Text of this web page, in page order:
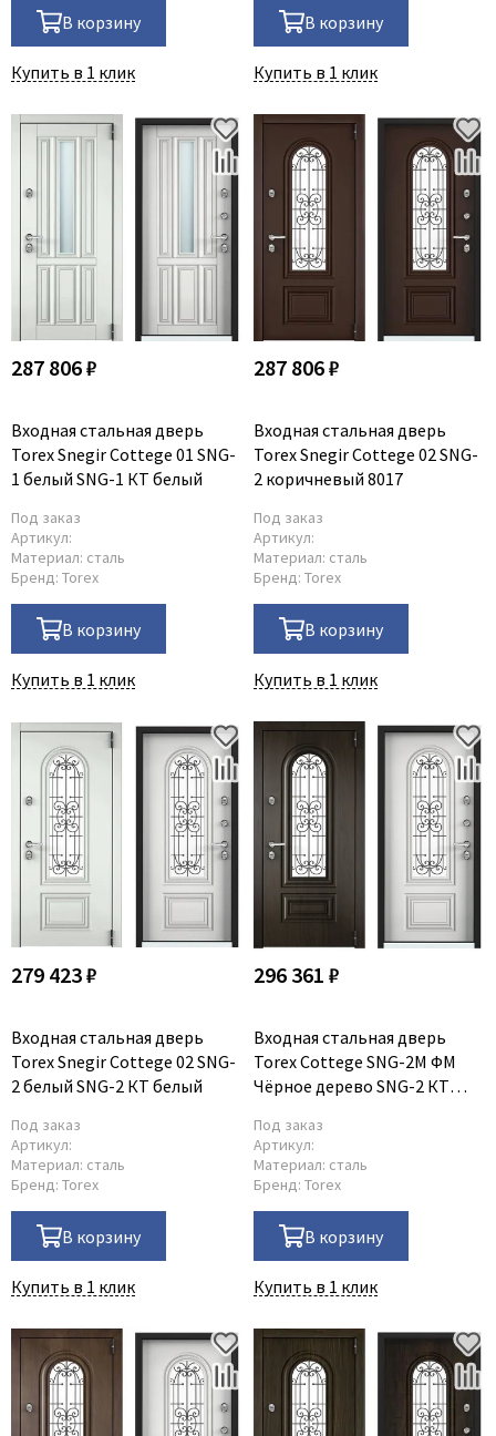
В корзину
Купить в 1 клик
В корзину
Купить в 1 клик
287 806 ₽
Входная стальная дверь
Torex Snegir Cottege 01 SNG-
1 белый SNG-1 КТ белый
Под заказ
Артикул:
Материал: сталь
Бренд: Torex
В корзину
Купить в 1 клик
287 806 ₽
Входная стальная дверь
Torex Snegir Cottege 02 SNG-
2 коричневый 8017
Под заказ
Артикул:
Материал: сталь
Бренд: Torex
В корзину
Купить в 1 клик
279 423 ₽
Входная стальная дверь
Torex Snegir Cottege 02 SNG-
2 белый SNG-2 КТ белый
Под заказ
Артикул:
Материал: сталь
Бренд: Torex
В корзину
Купить в 1 клик
296 361 ₽
Входная стальная дверь
Torex Cottege SNG-2M ФM
Чёрное дерево SNG-2 КТ
Под заказ
Артикул:
Материал: сталь
Бренд: Torex
В корзину
Купить в 1 клик